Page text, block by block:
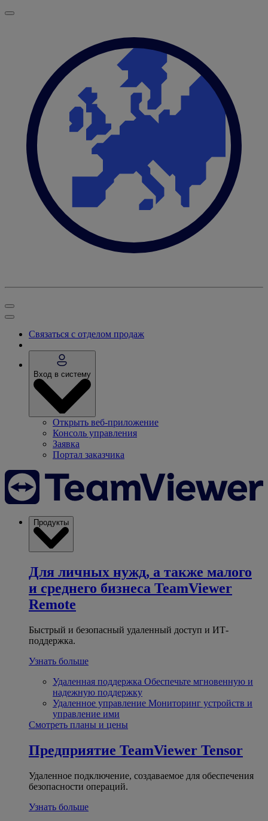
Связаться с отделом продаж
Вход в систему
Открыть веб-приложение
Консоль управления
Заявка
Портал заказчика
Продукты
Для личных нужд, а также малого
и среднего бизнеса TeamViewer
Remote
Быстрый и безопасный удаленный доступ и ИТ-
поддержка.
Узнать больше
Удаленная поддержка Обеспечьте мгновенную и
надежную поддержку
Удаленное управление Мониторинг устройств и
управление ими
Смотреть планы и цены
Предприятие TeamViewer Tensor
Удаленное подключение, создаваемое для обеспечения
безопасности операций.
Узнать больше